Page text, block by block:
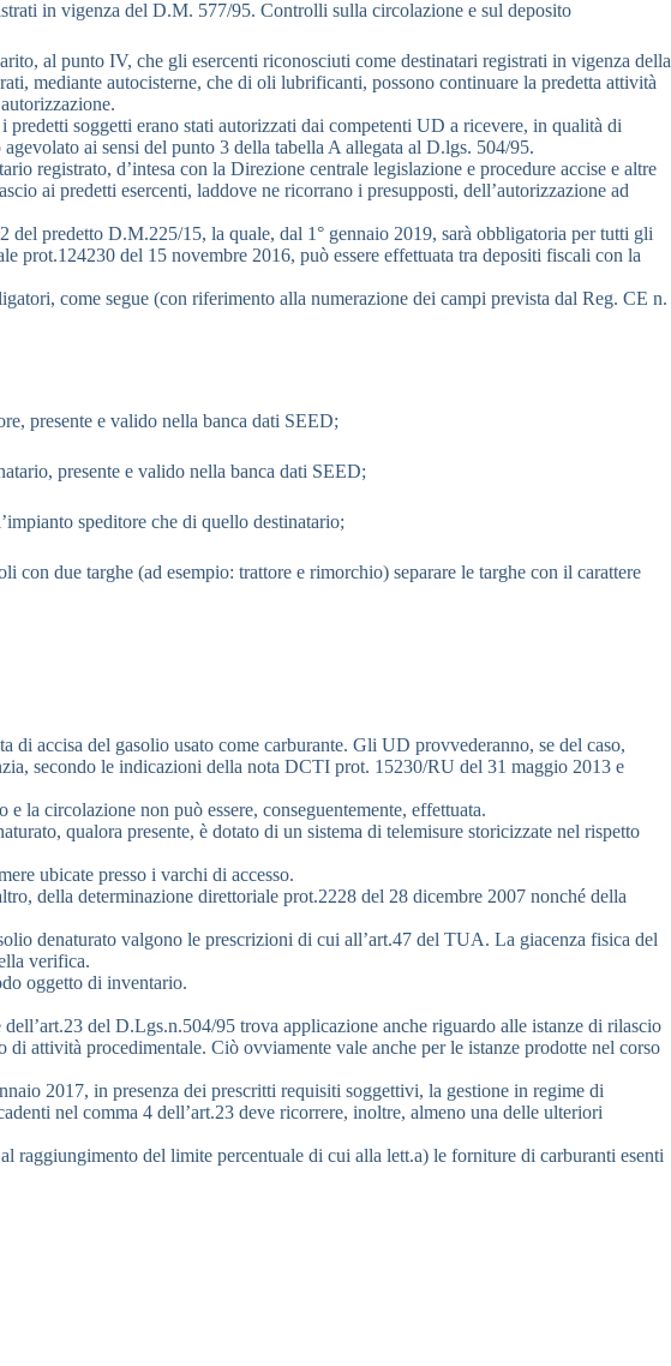
in vigenza del D.M. 577/95. Controlli sulla circolazione e sul deposito
al punto IV, che gli esercenti riconosciuti come destinatari registrati in vigenza della
mediante autocisterne, che di oli lubrificanti, possono continuare la predetta attività
soggetti erano stati autorizzati dai competenti UD a ricevere, in qualità di
ai sensi del punto 3 della tabella A allegata al D.lgs. 504/95.
registrato, d’intesa con la Direzione centrale legislazione e procedure accise e altre
ai predetti esercenti, laddove ne ricorrano i presupposti, dell’autorizzazione ad
predetto D.M.225/15, la quale, dal 1° gennaio 2019, sarà obbligatoria per tutti gli
prot.124230 del 15 novembre 2016, può essere effettuata tra depositi fiscali con la
come segue (con riferimento alla numerazione dei campi prevista dal Reg. CE n.
presente e valido nella banca dati SEED;
presente e valido nella banca dati SEED;
speditore che di quello destinatario;
con due targhe (ad esempio: trattore e rimorchio) separare le targhe con il carattere
di accisa del gasolio usato come carburante. Gli UD provvederanno, se del caso,
secondo le indicazioni della nota DCTI prot. 15230/RU del 31 maggio 2013 e
la circolazione non può essere, conseguentemente, effettuata.
qualora presente, è dotato di un sistema di telemisure storicizzate nel rispetto
ubicate presso i varchi di accesso.
della determinazione direttoriale prot.2228 del 28 dicembre 2007 nonché della
denaturato valgono le prescrizioni di cui all’art.47 del TUA. La giacenza fisica del
verifica.
oggetto di inventario.
del D.Lgs.n.504/95 trova applicazione anche riguardo alle istanze di rilascio
di attività procedimentale. Ciò ovviamente vale anche per le istanze prodotte nel corso
2017, in presenza dei prescritti requisiti soggettivi, la gestione in regime di
nel comma 4 dell’art.23 deve ricorrere, inoltre, almeno una delle ulteriori
raggiungimento del limite percentuale di cui alla lett.a) le forniture di carburanti esenti